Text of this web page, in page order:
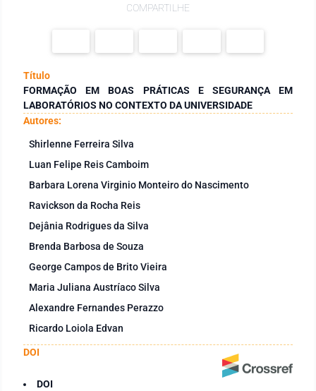
COMPARTILHE
Título
FORMAÇÃO EM BOAS PRÁTICAS E SEGURANÇA EM
LABORATÓRIOS NO CONTEXTO DA UNIVERSIDADE
Autores:
Shirlenne Ferreira Silva
Luan Felipe Reis Camboim
Barbara Lorena Virginio Monteiro do Nascimento
Ravickson da Rocha Reis
Dejânia Rodrigues da Silva
Brenda Barbosa de Souza
George Campos de Brito Vieira
Maria Juliana Austríaco Silva
Alexandre Fernandes Perazzo
Ricardo Loiola Edvan
DOI
DOI